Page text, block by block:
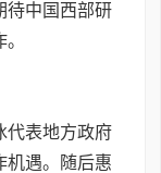
待中国西部研
代表地方政府
机遇。随后惠